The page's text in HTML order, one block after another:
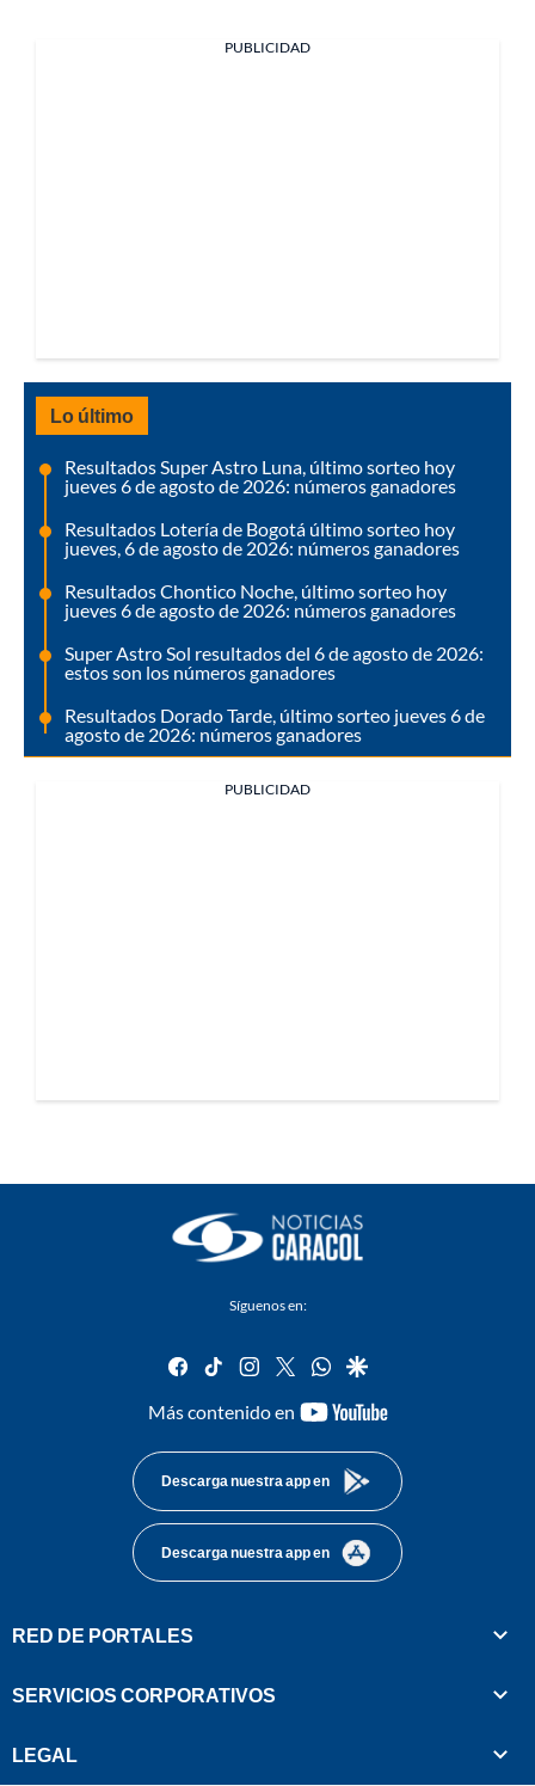
PUBLICIDAD
Lo último
Resultados Super Astro Luna, último sorteo hoy
jueves 6 de agosto de 2026: números ganadores
Resultados Lotería de Bogotá último sorteo hoy
jueves, 6 de agosto de 2026: números ganadores
Resultados Chontico Noche, último sorteo hoy
jueves 6 de agosto de 2026: números ganadores
Super Astro Sol resultados del 6 de agosto de 2026:
estos son los números ganadores
Resultados Dorado Tarde, último sorteo jueves 6 de
agosto de 2026: números ganadores
PUBLICIDAD
Síguenos en:
facebook
tiktok instagram
twitterwhatsapp
google
Más contenido en
youtube-
Descarga nuestra app en
Descarga nuestra app en
RED DE PORTALES
SERVICIOS CORPORATIVOS
LEGAL